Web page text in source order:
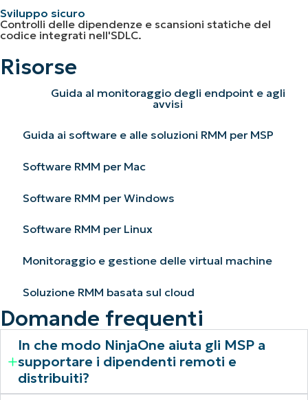
Sviluppo sicuro
Controlli delle dipendenze e scansioni statiche del
codice integrati nell'SDLC.
Risorse
Guida al monitoraggio degli endpoint e agli
avvisi
Guida ai software e alle soluzioni RMM per MSP
Software RMM per Mac
Software RMM per Windows
Software RMM per Linux
Monitoraggio e gestione delle virtual machine
Soluzione RMM basata sul cloud
Domande frequenti
In che modo NinjaOne aiuta gli MSP a
supportare i dipendenti remoti e
distribuiti?